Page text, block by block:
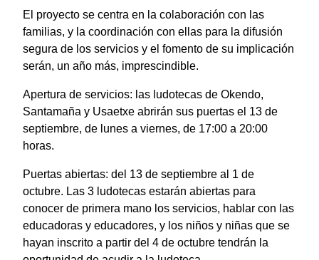
El proyecto se centra en la colaboración con las
familias, y la coordinación con ellas para la difusión
segura de los servicios y el fomento de su implicación
serán, un año más, imprescindible.
Apertura de servicios: las ludotecas de Okendo,
Santamaña y Usaetxe abrirán sus puertas el 13 de
septiembre, de lunes a viernes, de 17:00 a 20:00
horas.
Puertas abiertas: del 13 de septiembre al 1 de
octubre. Las 3 ludotecas estarán abiertas para
conocer de primera mano los servicios, hablar con las
educadoras y educadores, y los niños y niñas que se
hayan inscrito a partir del 4 de octubre tendrán la